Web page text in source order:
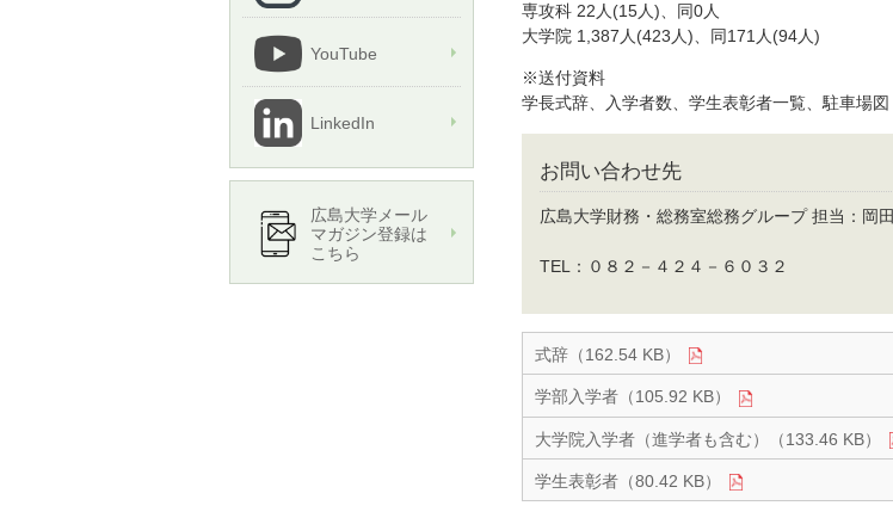
専攻科 22人(15人)、同0人
大学院 1,387人(423人)、同171人(94人)
※送付資料
学長式辞、入学者数、学生表彰者一覧、駐車場図
お問い合わせ先
広島大学財務・総務室総務グループ 担当：岡田
TEL：０８２－４２４－６０３２
式辞（162.54 KB）
学部入学者（105.92 KB）
大学院入学者（進学者も含む）（133.46 KB）
学生表彰者（80.42 KB）
YouTube
LinkedIn
広島大学メール
マガジン登録は
こちら